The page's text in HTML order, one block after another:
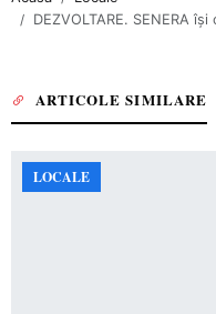
DEZVOLTARE. SENERA
ARTICOLE SIMILARE
LOCALE